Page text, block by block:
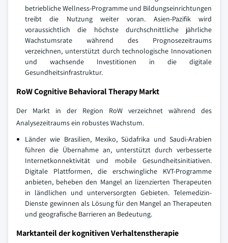
betriebliche Wellness-Programme und Bildungseinrichtungen
treibt die Nutzung weiter voran. Asien-Pazifik wird
voraussichtlich die höchste durchschnittliche jährliche
Wachstumsrate während des Prognosezeitraums
verzeichnen, unterstützt durch technologische Innovationen
und wachsende Investitionen in die digitale
Gesundheitsinfrastruktur.
RoW Cognitive Behavioral Therapy Markt
Der Markt in der Region RoW verzeichnet während des
Analysezeitraums ein robustes Wachstum.
Länder wie Brasilien, Mexiko, Südafrika und Saudi-Arabien
führen die Übernahme an, unterstützt durch verbesserte
Internetkonnektivität und mobile Gesundheitsinitiativen.
Digitale Plattformen, die erschwingliche KVT-Programme
anbieten, beheben den Mangel an lizenzierten Therapeuten
in ländlichen und unterversorgten Gebieten. Telemedizin-
Dienste gewinnen als Lösung für den Mangel an Therapeuten
und geografische Barrieren an Bedeutung.
Marktanteil der kognitiven Verhaltenstherapie